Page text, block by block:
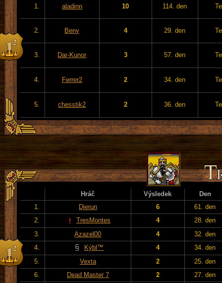
1. aladinn 10 114. den
2. Beny 4 29. den
3. Dar-Kunor 3 57. den
4. Ferrer2 2 34. den
5. chesstik2 2 36. den
Hráč Výsledek
Den
1.
Djerun 6
61. den
2.
TresMontes 4
28. den
3.
Azazel00 4
32. den
4.
Kýbl™ 4
34. den
5.
Vexta 2
25. den
6.
Dead Master 7 2
27. den